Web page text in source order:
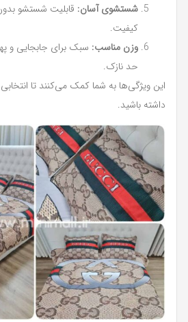
شستشوی آسان: قابلیت شستشو
کیفیت.
وزن مناسب: سبک برای جابجایی و
حد نازک.
این ویژگی‌ها به شما کمک می‌کنند تا انتخابی
داشته باشید.